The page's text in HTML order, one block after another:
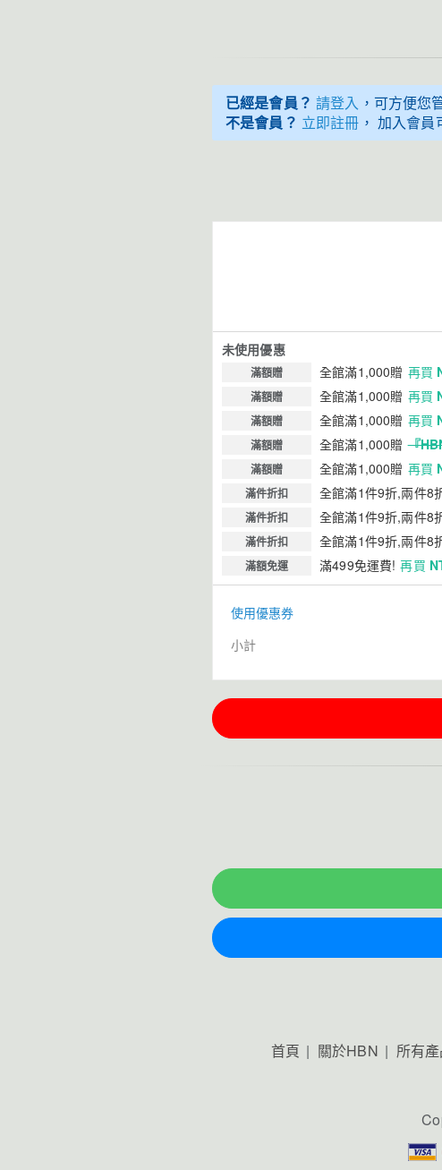
已經是會員？ 請登入 ，可方便您
不是會員？ 立即註冊 ， 加入會員
未使用優惠
滿額贈 全館滿1,000贈 再買
滿額贈 全館滿1,000贈 再買
滿額贈 全館滿1,000贈 再買
滿額贈 全館滿1,000贈 『
滿額贈 全館滿1,000贈 再買
滿件折扣 全館滿1件9折,兩件8
滿件折扣 全館滿1件9折,兩件8
滿件折扣 全館滿1件9折,兩件8
滿額免運 滿499免運費! 再買
使用優惠券
小計
首頁 關於HBN 所有